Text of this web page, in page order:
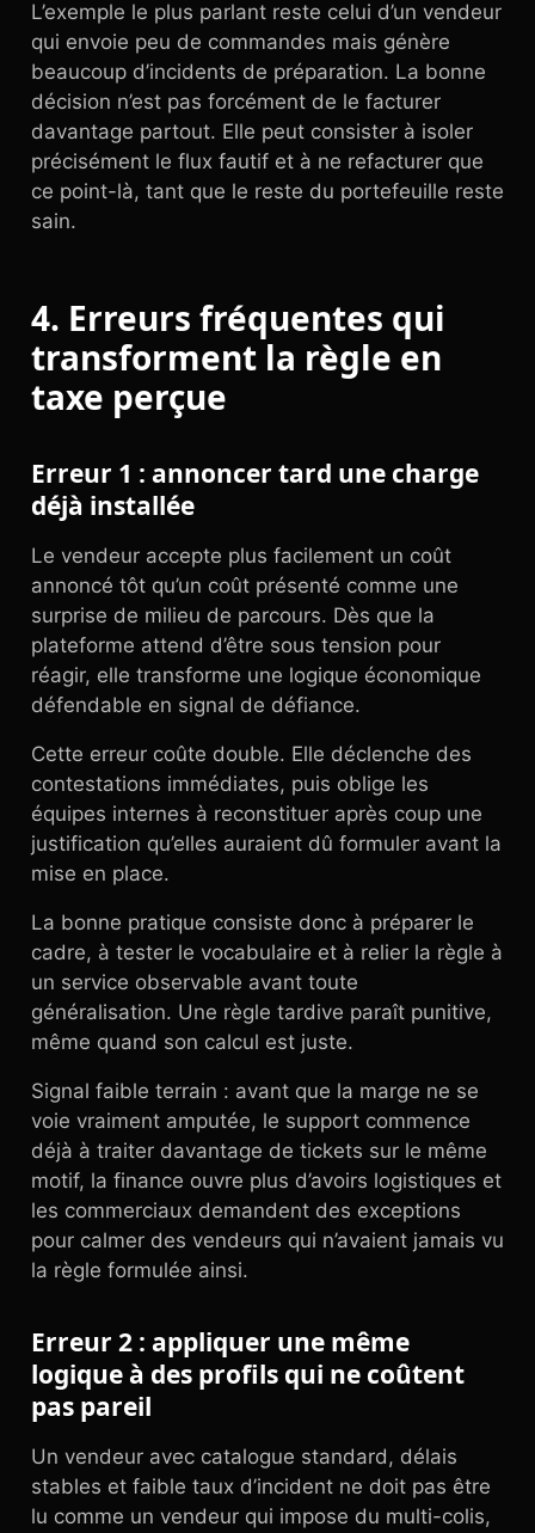
L’exemple le plus parlant reste celui d’un vendeur
qui envoie peu de commandes mais génère
beaucoup d’incidents de préparation. La bonne
décision n’est pas forcément de le facturer
davantage partout. Elle peut consister à isoler
précisément le flux fautif et à ne refacturer que
ce point-là, tant que le reste du portefeuille reste
sain.
4. Erreurs fréquentes qui
transforment la règle en
taxe perçue
Erreur 1 : annoncer tard une charge
déjà installée
Le vendeur accepte plus facilement un coût
annoncé tôt qu’un coût présenté comme une
surprise de milieu de parcours. Dès que la
plateforme attend d’être sous tension pour
réagir, elle transforme une logique économique
défendable en signal de défiance.
Cette erreur coûte double. Elle déclenche des
contestations immédiates, puis oblige les
équipes internes à reconstituer après coup une
justification qu’elles auraient dû formuler avant la
mise en place.
La bonne pratique consiste donc à préparer le
cadre, à tester le vocabulaire et à relier la règle à
un service observable avant toute
généralisation. Une règle tardive paraît punitive,
même quand son calcul est juste.
Signal faible terrain : avant que la marge ne se
voie vraiment amputée, le support commence
déjà à traiter davantage de tickets sur le même
motif, la finance ouvre plus d’avoirs logistiques et
les commerciaux demandent des exceptions
pour calmer des vendeurs qui n’avaient jamais vu
la règle formulée ainsi.
Erreur 2 : appliquer une même
logique à des profils qui ne coûtent
pas pareil
Un vendeur avec catalogue standard, délais
stables et faible taux d’incident ne doit pas être
lu comme un vendeur qui impose du multi-colis,